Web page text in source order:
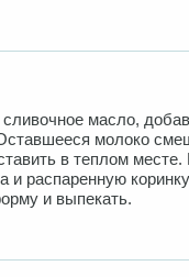
масло,
молоко
в теплом месте.
и распаренную
и выпекать.